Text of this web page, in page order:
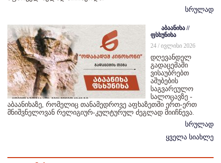
სრულად
აბაანიხა //
ფსხუნიხა
24 / ივლისი 2026
დღევანდელ
გადაცემაში
ვისაუბრებთ
აშუბების
საგვარეულო
სალოცავზე -
აბაანიხაზე, რომელიც თანამედროვე აფხაზეთში ერთ-ერთ
მნიშვნელოვან რელიგიურ-კულტურულ ძეგლად მიიჩნევა.
სრულად
ყველა სიახლე